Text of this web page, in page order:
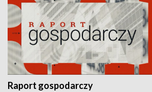
Raport gospodarczy